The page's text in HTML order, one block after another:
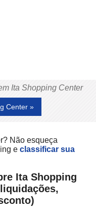
Ita Shopping Center
Center »
Não esqueça
e classificar sua
Ita Shopping